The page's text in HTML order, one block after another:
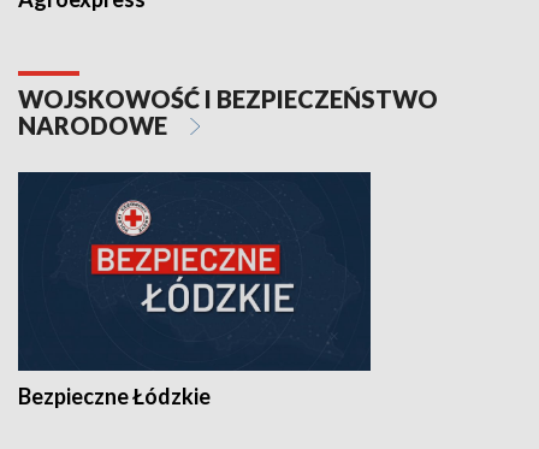
WOJSKOWOŚĆ I BEZPIECZEŃSTWO
NARODOWE
Bezpieczne Łódzkie